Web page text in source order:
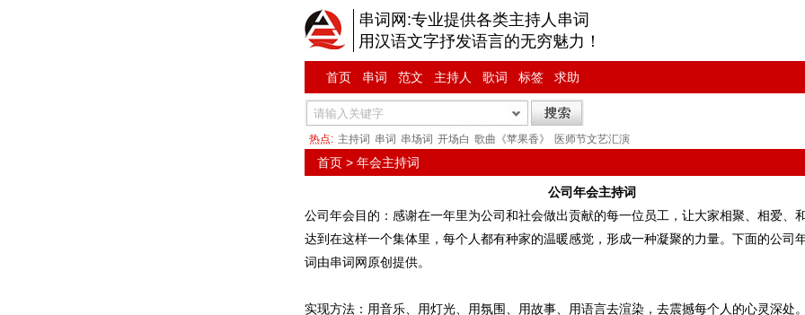
串词网:专业提供各类主持人串词
用汉语文字抒发语言的无穷魅力！
首页 串词 范文 主持人 歌词 标签 求助
热点: 主持词 串词 串场词 开场白 歌曲《苹果香》 医师节文艺汇演
首页> 年会主持词
公司年会主持词
公司年会目的：感谢在一年里为公司和社会做出贡献的每一位员工，让大家相聚、相爱、
达到在这样一个集体里，每个人都有种家的温暖感觉，形成一种凝聚的力量。下面的公司
词由串词网原创提供。
实现方法：用音乐、用灯光、用氛围、用故事、用语言去渲染，去震撼每个人的心灵深处。